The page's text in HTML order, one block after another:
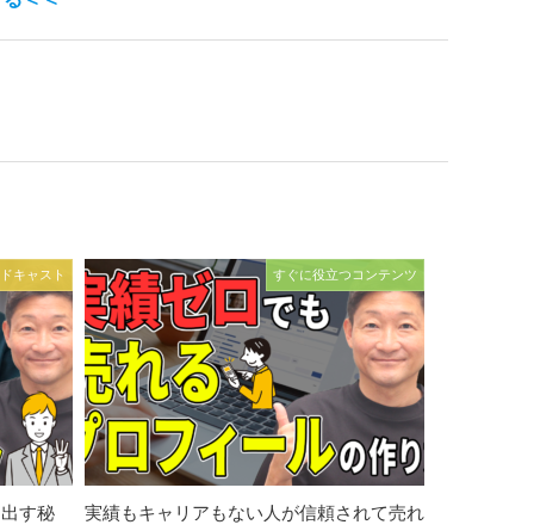
キャスト
す秘
すぐに役立つコンテンツ
実績もキャリアもない人が信頼されて売れ